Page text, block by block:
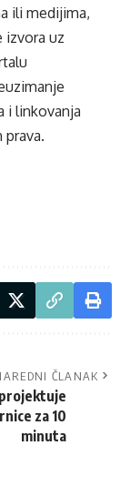
ili medijima,
izvora uz
i linkovanja
ČLANAK
za 10
minuta